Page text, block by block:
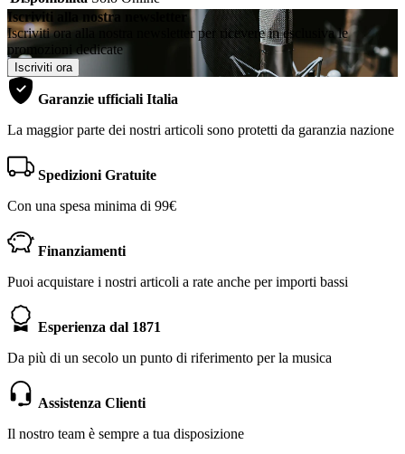
Iscriviti alla nostra newsletter
Iscriviti ora alla nostra newsletter per ricevere in esclusiva le
promozioni dedicate
Iscriviti ora
Garanzie ufficiali Italia
La maggior parte dei nostri articoli sono protetti da garanzia nazione
Spedizioni Gratuite
Con una spesa minima di 99€
Finanziamenti
Puoi acquistare i nostri articoli a rate anche per importi bassi
Esperienza dal 1871
Da più di un secolo un punto di riferimento per la musica
Assistenza Clienti
Il nostro team è sempre a tua disposizione